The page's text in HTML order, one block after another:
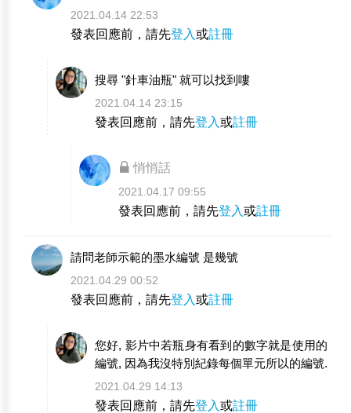
2021.04.14 22:53
發表回應前，請先登入或註冊
搜尋 "針車油瓶" 就可以找到嘍
2021.04.14 23:15
發表回應前，請先登入或註冊
悄悄話
2021.04.17 09:55
發表回應前，請先登入或註冊
請問老師示範的墨水編號 是幾號
2021.04.29 00:52
發表回應前，請先登入或註冊
您好, 影片中若瓶身有看到的數字就是使用的
編號, 因為我沒特別紀錄每個單元所以的編號.
2021.04.29 14:13
發表回應前，請先登入或註冊